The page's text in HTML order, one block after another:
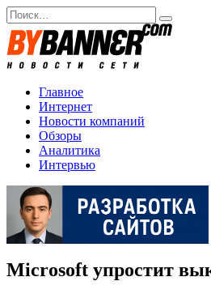
Перейти
к
содержанию
Search
for:
Главное
Интернет
Новости компаний
Обзоры
Аналитика
Интервью
Microsoft упростит